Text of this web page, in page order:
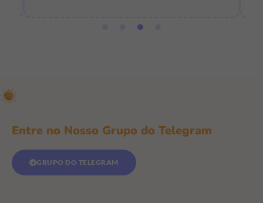
Entre no Nosso Grupo do Telegram
GRUPO DO TELEGRAM